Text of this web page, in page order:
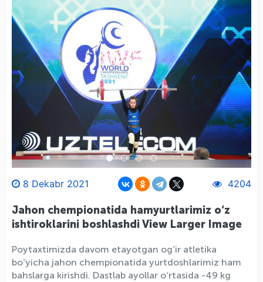
8 Dekabr 2021 4204
Jahon chempionatida hamyurtlarimiz o‘z
ishtiroklarini boshlashdi View Larger Image
Poytaxtimizda davom etayotgan og‘ir atletika
bo‘yicha jahon chempionatida yurtdoshlarimiz ham
bahslarga kirishdi. Dastlab ayollar o‘rtasida -49 kg